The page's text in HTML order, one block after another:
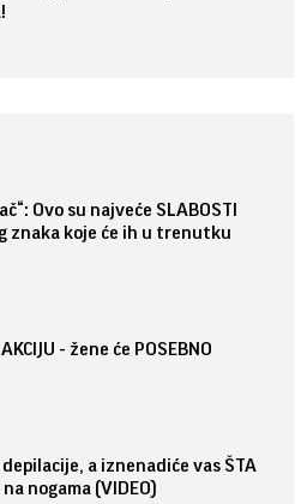
Ovo su najveće SLABOSTI
znaka koje će ih u trenutku
- žene će POSEBNO
a iznenadiće vas ŠTA
nogama (VIDEO)